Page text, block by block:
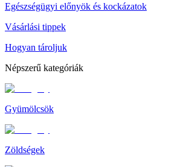
Egészségügyi előnyök és kockázatok
Vásárlási tippek
Hogyan tároljuk
Népszerű kategóriák
Gyümölcsök
Zöldségek